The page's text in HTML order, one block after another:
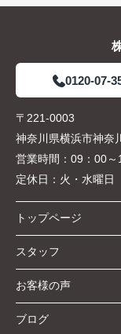
0120-07-
〒221-0003
神奈川県横浜市神奈
営業時間： 09：00～
定休日： 火・水曜日
トップページ
スタッフ
お客様の声
ブログ